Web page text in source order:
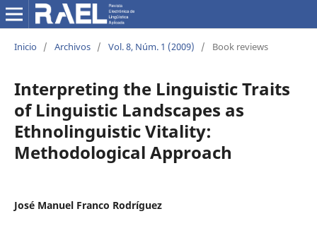
Inicio / Archivos / Vol. 8, Núm. 1 (2009) / Book reviews
Interpreting the Linguistic Traits
of Linguistic Landscapes as
Ethnolinguistic Vitality:
Methodological Approach
José Manuel Franco Rodríguez